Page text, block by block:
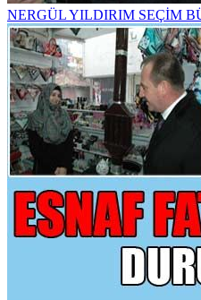
NERGÜL YILDIRIM SEÇİM